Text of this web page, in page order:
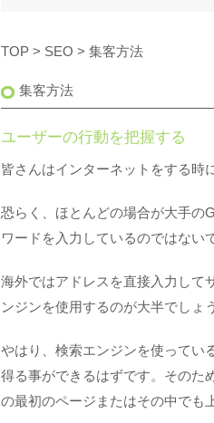
TOP > SEO > 集客方法
集客方法
ユーザーの行動を把握する
皆さんはインターネットをする時
恐らく、ほとんどの場合が大手の
ワードを入力しているのではない
海外ではアドレスを直接入力して
ンジンを使用するのが大半でしょう
やはり、検索エンジンを使ってい
得る事ができるはずです。そのた
の最初のページまたはその中でも